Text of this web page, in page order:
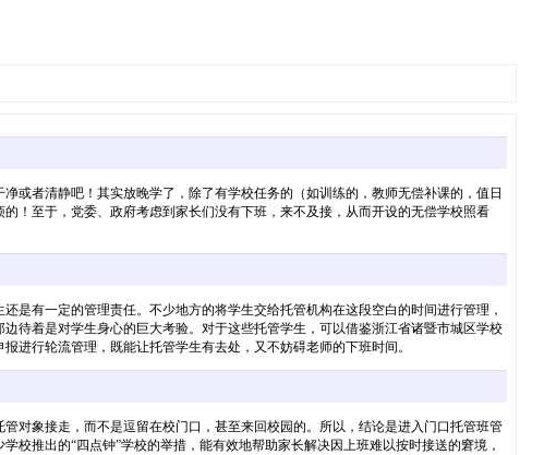
或者清静吧！其实放晚学了，除了有学校任务的（如训练的，教师无偿补课的，值日
！至于，党委、政府考虑到家长们没有下班，来不及接，从而开设的无偿学校照看
是有一定的管理责任。不少地方的将学生交给托管机构在这段空白的时间进行管理，
待着是对学生身心的巨大考验。对于这些托管学生，可以借鉴浙江省诸暨市城区学校
进行轮流管理，既能让托管学生有去处，又不妨碍老师的下班时间。
对象接走，而不是逗留在校门口，甚至来回校园的。所以，结论是进入门口托管班管
推出的“四点钟”学校的举措，能有效地帮助家长解决因上班难以按时接送的窘境，